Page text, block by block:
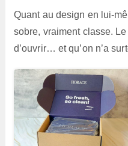
Quant au design en lui-
sobre, vraiment classe.
d’ouvrir… et qu’on n’a